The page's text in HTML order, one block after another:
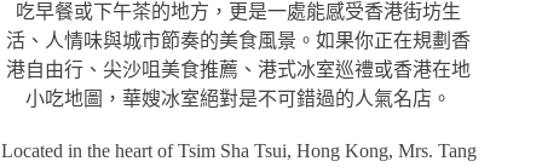
吃早餐或下午茶的地方，更是一處能感受香港街坊生
活、人情味與城市節奏的美食風景。如果你正在規劃香
港自由行、尖沙咀美食推薦、港式冰室巡禮或香港在地
小吃地圖，華嫂冰室絕對是不可錯過的人氣名店。
Located in the heart of Tsim Sha Tsui, Hong Kong, Mrs. Tang